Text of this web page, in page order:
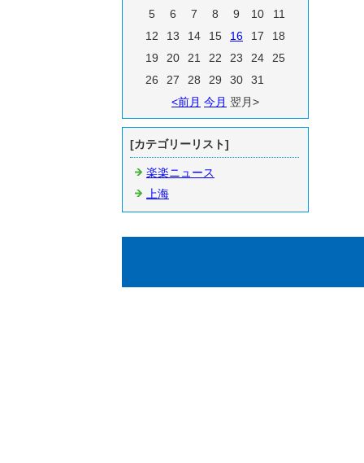
5
6 7 8 9 10
11
12
13 14 15 16 17
18
19
20 21 22 23 24
25
26
27 28 29 30
31
<前月 今月 翌月>
[カテゴリーリスト]
楽楽ニュース
上海